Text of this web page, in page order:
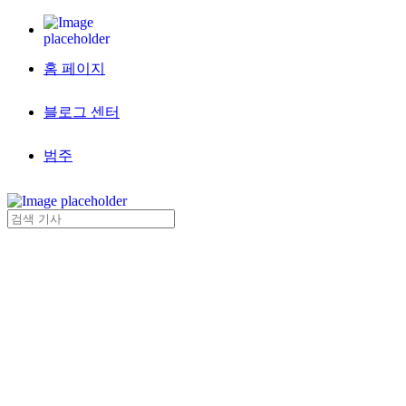
홈 페이지
블로그 센터
범주